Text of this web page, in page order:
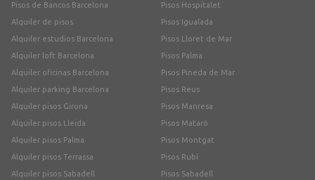
Pisos de Bancos Barcelona
Alquiler de pisos
Alquiler estudios Barcelona
Alquiler loft Barcelona
Alquiler oficinas Barcelona
Alquiler parking Barcelona
Alquiler pisos Girona
Alquiler pisos Lleida
Alquiler pisos Palma
Alquiler pisos Terrassa
Alquiler pisos Sabadell
Pisos Hospitalet
Pisos Igualada
Pisos Lloret de Mar
Pisos Palma
Pisos Pineda de Mar
Pisos Reus
Pisos Manresa
Pisos Mataró
Pisos Montgat
Pisos Rubí
Pisos Sabadell